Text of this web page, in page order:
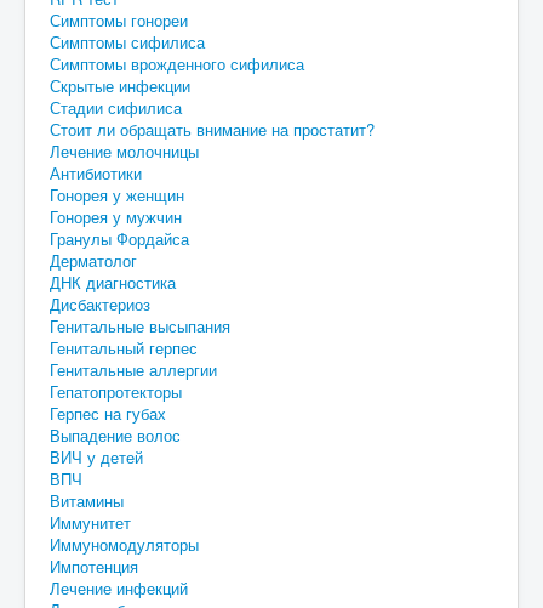
Симптомы гонореи
Симптомы сифилиса
Симптомы врожденного сифилиса
Скрытые инфекции
Стадии сифилиса
Стоит ли обращать внимание на простатит?
Лечение молочницы
Антибиотики
Гонорея у женщин
Гонорея у мужчин
Гранулы Фордайса
Дерматолог
ДНК диагностика
Дисбактериоз
Генитальные высыпания
Генитальный герпес
Генитальные аллергии
Гепатопротекторы
Герпес на губах
Выпадение волос
ВИЧ у детей
ВПЧ
Витамины
Иммунитет
Иммуномодуляторы
Импотенция
Лечение инфекций